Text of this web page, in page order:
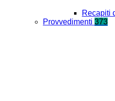
Recapiti
Provvedimenti 373